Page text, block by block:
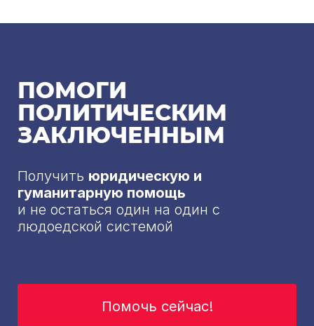
ПОМОГИ
ПОЛИТИЧЕСКИМ
ЗАКЛЮЧЕННЫМ
Получить юридическую и
гуманитарную помощь
и не остаться один на один с
людоедской системой
Помочь сейчас!